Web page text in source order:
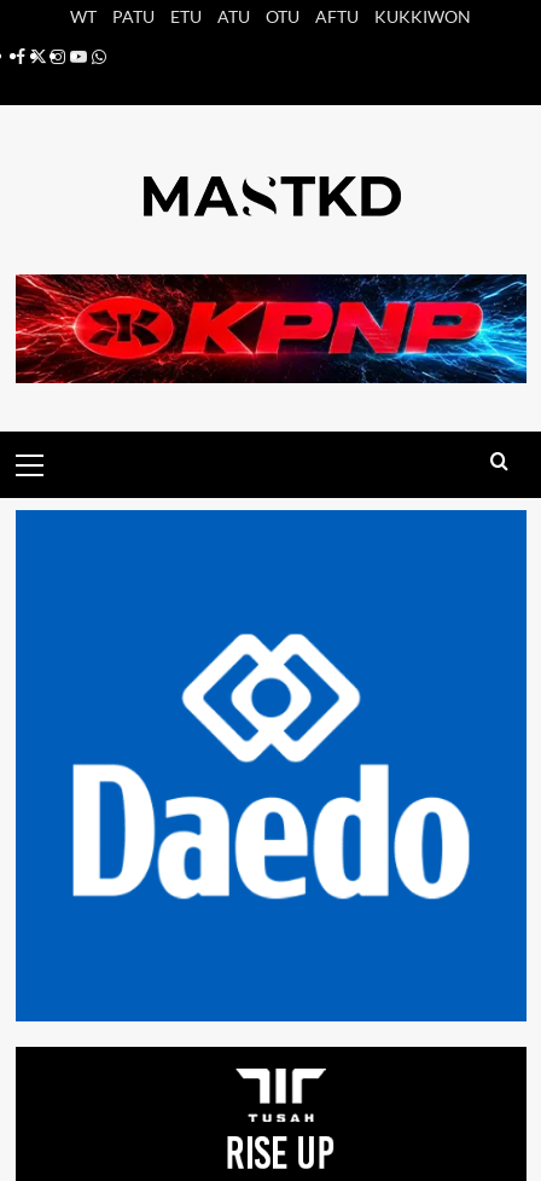
WT PATU ETU ATU OTU AFTU
KUKKIWON
Facebook
X Instagram
YouTube
Whatsapp
principal